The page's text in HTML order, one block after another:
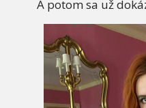
A potom sa už